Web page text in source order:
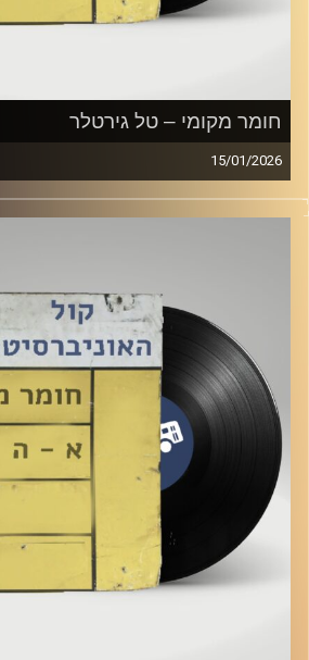
חומר מקומי – טל גירטלר
15/01/2026
שעה של מוזיקה ישראלית עם טל גירטלר